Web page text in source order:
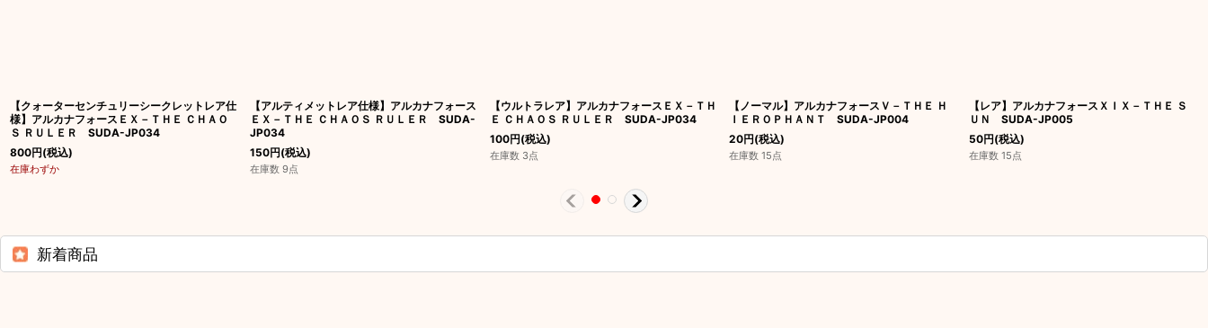
【クォーターセンチュリーシークレットレア仕
様】アルカナフォースＥＸ－ＴＨＥ ＣＨＡＯ
Ｓ ＲＵＬＥＲ SUDA-JP034
800円(税込)
在庫わずか
【アルティメットレア仕様】アルカナフォース
ＥＸ－ＴＨＥ ＣＨＡＯＳ ＲＵＬＥＲ SUDA-
JP034
150円(税込)
在庫数 9点
【ウルトラレア】アルカナフォースＥＸ－ＴＨ
Ｅ ＣＨＡＯＳ ＲＵＬＥＲ SUDA-JP034
100円(税込)
在庫数 3点
【ノーマル】アルカナフォースＶ－ＴＨＥ Ｈ
ＩＥＲＯＰＨＡＮＴ SUDA-JP004
20円(税込)
在庫数 15点
【レア】アルカナフォースＸＩＸ－ＴＨＥ Ｓ
ＵＮ SUDA-JP005
50円(税込)
在庫数 15点
新着商品